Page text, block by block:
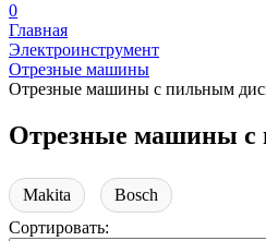
0
Главная
Электроинструмент
Отрезные машины
Отрезные машины с пильным
Отрезные машины с
Makita
Bosch
Сортировать: